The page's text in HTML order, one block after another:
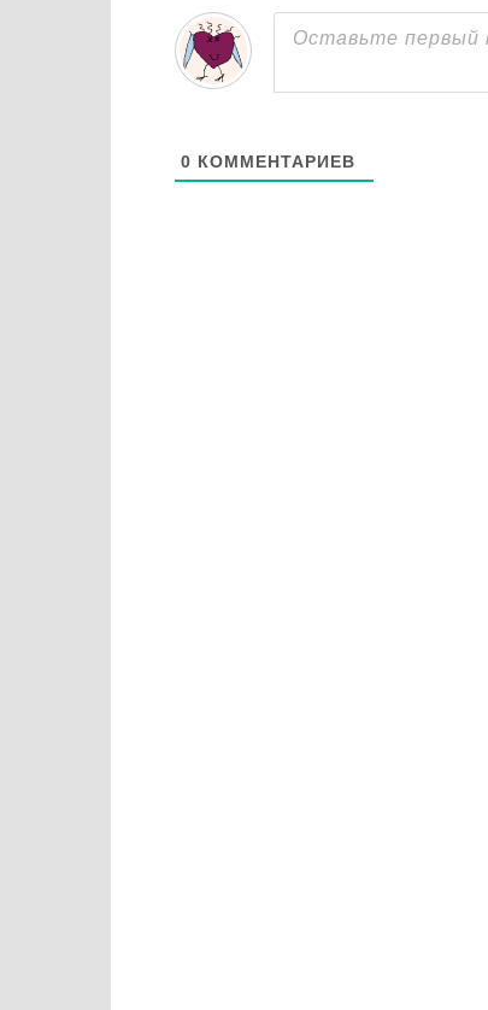
0 КОММЕНТАРИЕВ